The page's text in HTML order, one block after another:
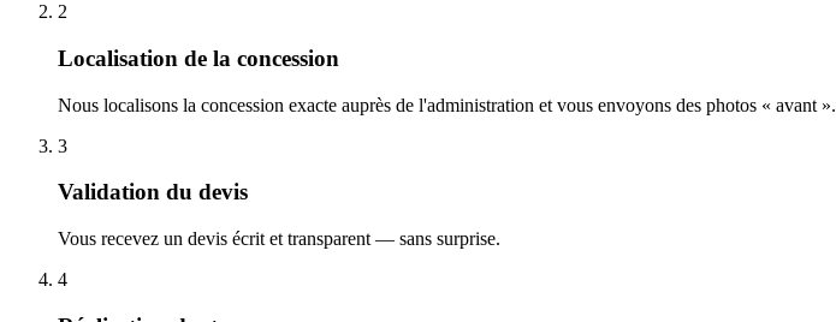
2
Localisation de la concession
Nous localisons la concession exacte auprès de l'administration et vous envoyons des photos « avant ».
3
Validation du devis
Vous recevez un devis écrit et transparent — sans surprise.
4